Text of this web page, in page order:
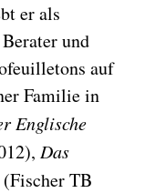
er als
und
auf
Familie in
Englische
Das
(Fischer TB